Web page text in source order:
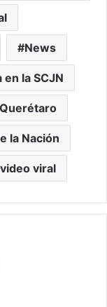
News
la SCJN
la Nación
video viral